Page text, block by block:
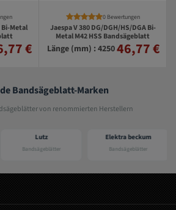
Bi-Metal
€
0 Bewertungen
Jaespa V 380 DG/DGH/HS/DGA Bi-
Metal M42 HSS Bandsägeblatt
Länge (mm) : 425046,77 €
Bandsägeblatt-Marken
von renommierten Herstellern
Lutz
Bandsägeblätter
Elektra beckum
Bandsägeblätter